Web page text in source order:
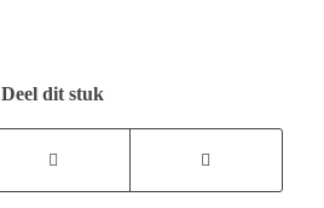
Deel dit stuk